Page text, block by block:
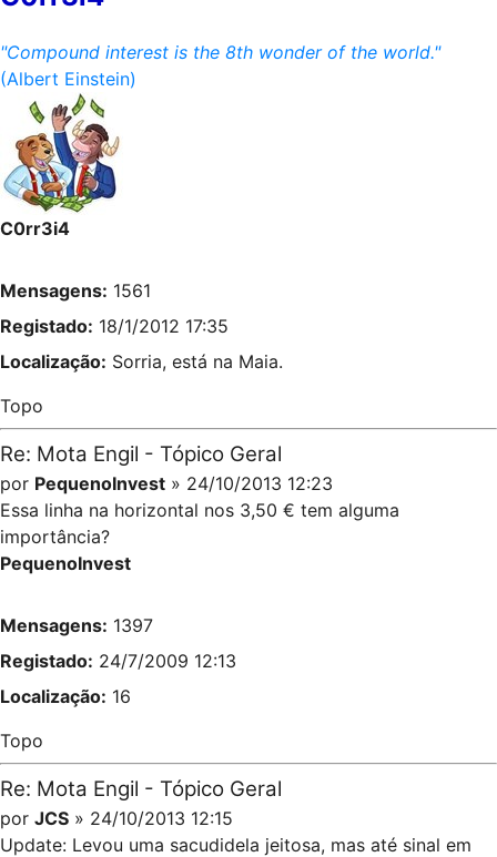
"Compound interest is the 8th wonder of the world."
(Albert Einstein)
C0rr3i4
Mensagens: 1561
Registado: 18/1/2012 17:35
Localização: Sorria, está na Maia.
Topo
Re: Mota Engil - Tópico Geral
por PequenoInvest » 24/10/2013 12:23
Essa linha na horizontal nos 3,50 € tem alguma
importância?
PequenoInvest
Mensagens: 1397
Registado: 24/7/2009 12:13
Localização: 16
Topo
Re: Mota Engil - Tópico Geral
por JCS » 24/10/2013 12:15
Update: Levou uma sacudidela jeitosa, mas até sinal em